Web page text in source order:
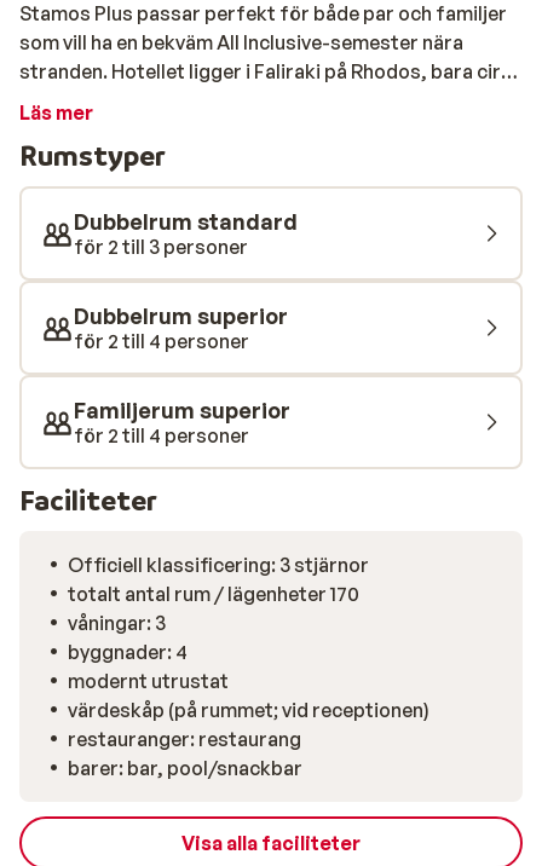
Stamos Plus passar perfekt för både par och familjer
som vill ha en bekväm All Inclusive-semester nära
stranden. Hotellet ligger i Faliraki på Rhodos, bara cirka
2 kilometer från centrum. Här får du en kombination av
nöjesliv – en idealisk bas för både avkoppling och
upptäckter. Hotellet ligger på promenadavstånd till
Faliraki Beach där du kan njuta av sol och salta bad. Vill
du hellre stanna på hotellet finns ett mysigt
poolområde med en barnpool där de minsta kan leka
och plaska. När hungern slår till väntar hotellets buffé
med varierade rätter, perfekt för både stora och små.
Läs mer
Rumstyper
Dubbelrum standard
för 2 till 3 personer
Dubbelrum superior
för 2 till 4 personer
Familjerum superior
för 2 till 4 personer
Faciliteter
Officiell klassificering: 3 stjärnor
totalt antal rum / lägenheter 170
våningar: 3
byggnader: 4
modernt utrustat
värdeskåp (på rummet; vid receptionen)
restauranger: restaurang
barer: bar, pool/snackbar
Visa alla faciliteter